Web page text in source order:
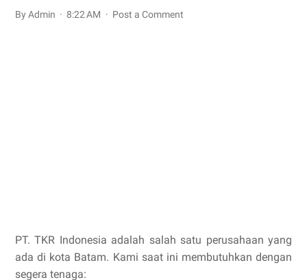
By Admin 8:22 AM Post a Comment
PT. TKR Indonesia adalah salah satu perusahaan yang
ada di kota Batam. Kami saat ini membutuhkan dengan
segera tenaga: